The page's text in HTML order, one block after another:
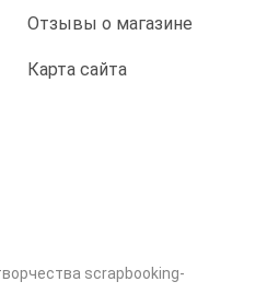
Отзывы о магазине
Карта сайта
scrapbooking-